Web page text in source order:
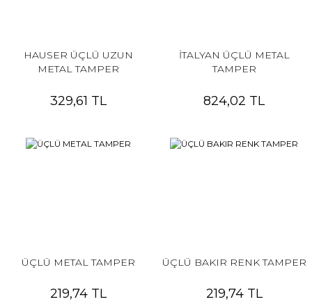
HAUSER ÜÇLÜ UZUN
METAL TAMPER
329,61 TL
İTALYAN ÜÇLÜ METAL
TAMPER
824,02 TL
ÜÇLÜ METAL TAMPER
219,74 TL
ÜÇLÜ BAKIR RENK TAMPER
219,74 TL